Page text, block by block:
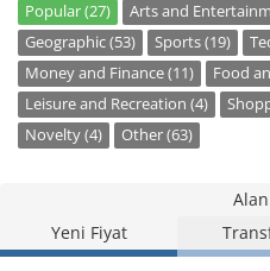
Popular (27) Arts and
Geographic (53)
Sports (19)
Money and Finance (11)
Food
Leisure and Recreation (4)
Novelty (4)
Other (63)
Alan
Yeni Fiyat